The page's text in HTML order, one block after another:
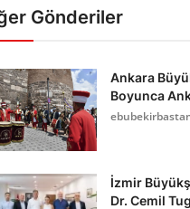
Gönderiler
Ankara
Boyunca
İzmir
Dr. Cemil